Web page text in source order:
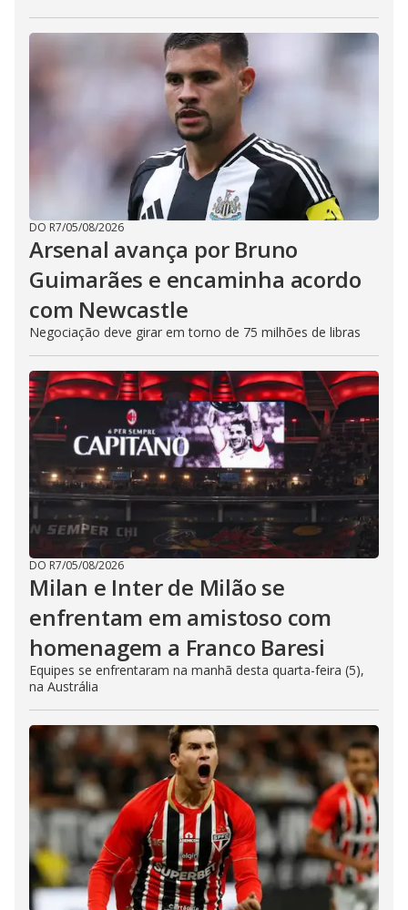
DO R7/05/08/2026
Arsenal avança por Bruno
Guimarães e encaminha acordo
com Newcastle
Negociação deve girar em torno de 75 milhões de libras
DO R7/05/08/2026
Milan e Inter de Milão se
enfrentam em amistoso com
homenagem a Franco Baresi
Equipes se enfrentaram na manhã desta quarta-feira (5),
na Austrália